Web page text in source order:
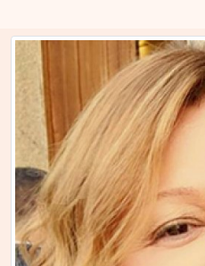
ŞENAY ARAÇ
Kentsel dönüşümde